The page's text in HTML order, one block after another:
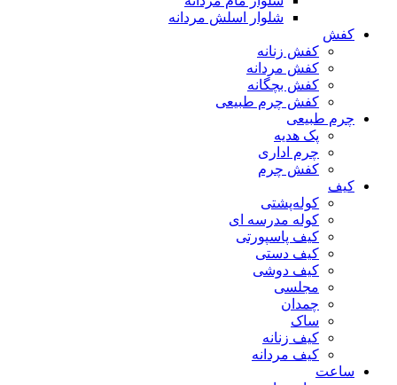
شلوار اسلش مردانه
کفش
کفش زنانه
کفش مردانه
کفش بچگانه
کفش چرم طبیعی
چرم طبیعی
پک هدیه
چرم اداری
کفش چرم
کیف
کوله‌پشتی
کوله مدرسه ای
کیف پاسپورتی
کیف دستی
کیف دوشی
مجلسی
چمدان
ساک
کیف زنانه
کیف مردانه
ساعت